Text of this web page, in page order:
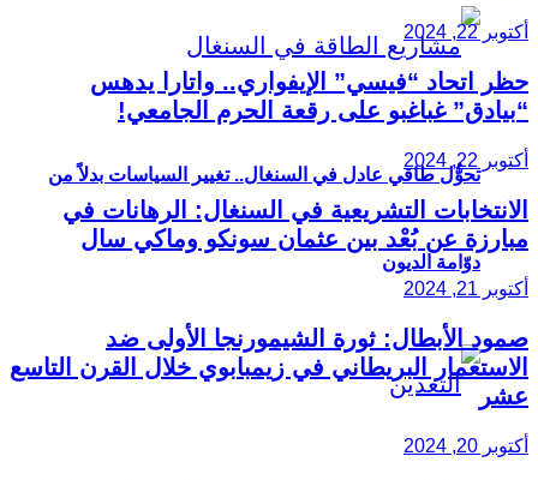
تحوُّل طاقي عادل في السنغال.. تغيير السياسات بدلاً من
دوّامة الديون
أكتوبر 22, 2024
حظر اتحاد “فيسي” الإيفواري.. واتارا يدهس
“بيادق” غباغبو على رقعة الحرم الجامعي!
أكتوبر 22, 2024
الانتخابات التشريعية في السنغال: الرهانات في
مبارزة عن بُعْد بين عثمان سونكو وماكي سال
أكتوبر 21, 2024
صمود الأبطال: ثورة الشيمورنجا الأولى ضد
الاستعمار البريطاني في زيمبابوي خلال القرن التاسع
عشر
أكتوبر 20, 2024